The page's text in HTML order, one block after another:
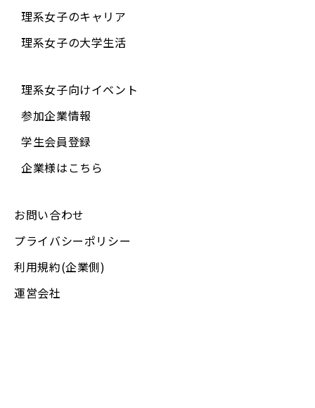
理系女子のキャリア
理系女子の大学生活
理系女子向けイベント
参加企業情報
学生会員登録
企業様はこちら
お問い合わせ
プライバシーポリシー
利用規約(企業側)
運営会社